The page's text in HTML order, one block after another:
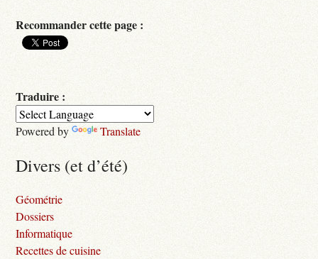
Recommander cette page :
Traduire :
Powered by Translate
Divers (et d’été)
Géométrie
Dossiers
Informatique
Recettes de cuisine